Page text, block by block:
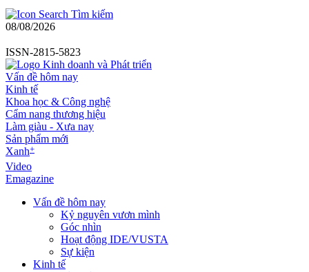
Tìm kiếm
08/08/2026
ISSN-2815-5823
Vấn đề hôm nay
Kinh tế
Khoa học & Công nghệ
Cẩm nang thương hiệu
Làm giàu - Xưa nay
Sản phẩm mới
Xanh+
Video
Emagazine
Vấn đề hôm nay
Kỷ nguyên vươn mình
Góc nhìn
Hoạt động IDE/VUSTA
Sự kiện
Kinh tế